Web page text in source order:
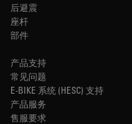
后避震
座杆
部件
产品支持
常见问题
E-BIKE 系统 (HESC) 支持
产品服务
售服要求